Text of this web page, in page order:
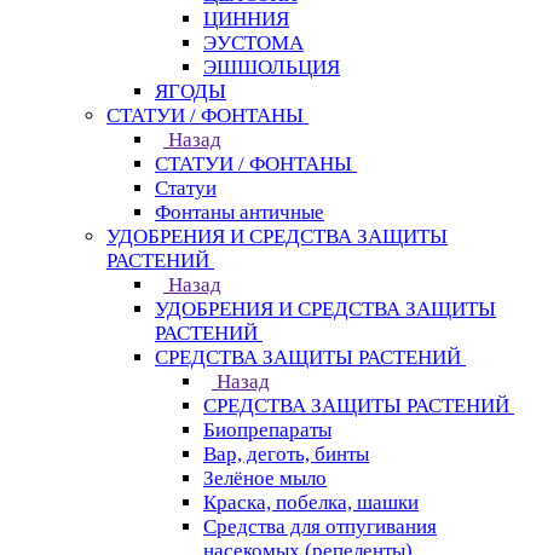
ЦИННИЯ
ЭУСТОМА
ЭШШОЛЬЦИЯ
ЯГОДЫ
СТАТУИ / ФОНТАНЫ
Назад
СТАТУИ / ФОНТАНЫ
Статуи
Фонтаны античные
УДОБРЕНИЯ И СРЕДСТВА ЗАЩИТЫ
РАСТЕНИЙ
Назад
УДОБРЕНИЯ И СРЕДСТВА ЗАЩИТЫ
РАСТЕНИЙ
СРЕДСТВА ЗАЩИТЫ РАСТЕНИЙ
Назад
СРЕДСТВА ЗАЩИТЫ РАСТЕНИЙ
Биопрепараты
Вар, деготь, бинты
Зелёное мыло
Краска, побелка, шашки
Средства для отпугивания